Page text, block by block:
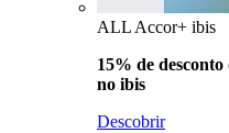
ALL Accor+ ibis
15% de desconto
no ibis
Descobrir